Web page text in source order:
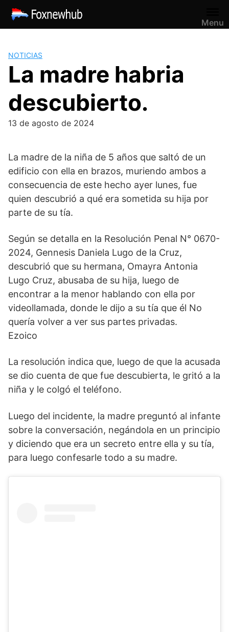
Saltar
contenido
Menu
NOTICIAS
La madre habria
descubierto.
13 de agosto de 2024
La madre de la niña de 5 años que saltó de un
edificio con ella en brazos, muriendo ambos a
consecuencia de este hecho ayer lunes, fue
quien descubrió a qué era sometida su hija por
parte de su tía.
Según se detalla en la Resolución Penal N° 0670-
2024, Gennesis Daniela Lugo de la Cruz,
descubrió que su hermana, Omayra Antonia
Lugo Cruz, abusaba de su hija, luego de
encontrar a la menor hablando con ella por
videollamada, donde le dijo a su tía que él No
quería volver a ver sus partes privadas.
Ezoico
La resolución indica que, luego de que la acusada
se dio cuenta de que fue descubierta, le gritó a la
niña y le colgó el teléfono.
Luego del incidente, la madre preguntó al infante
sobre la conversación, negándola en un principio
y diciendo que era un secreto entre ella y su tía,
para luego confesarle todo a su madre.